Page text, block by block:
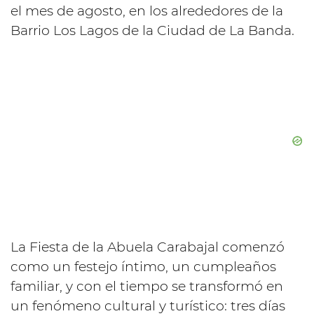
el mes de agosto, en los alrededores de la
Barrio Los Lagos de la Ciudad de La Banda.
La Fiesta de la Abuela Carabajal comenzó
como un festejo íntimo, un cumpleaños
familiar, y con el tiempo se transformó en
un fenómeno cultural y turístico: tres días